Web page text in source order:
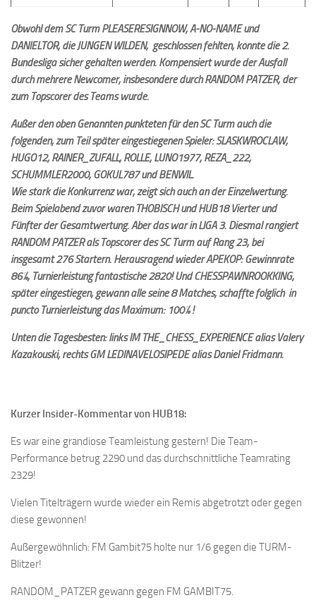
Obwohl dem SC Turm PLEASERESIGNNOW, A-NO-NAME und
DANIELTOR, die JUNGEN WILDEN, geschlossen fehlten, konnte die 2.
Bundesliga sicher gehalten werden. Kompensiert wurde der Ausfall
durch mehrere Newcomer, insbesondere durch RANDOM PATZER, der
zum Topscorer des Teams wurde.
Außer den oben Genannten punkteten für den SC Turm auch die
folgenden, zum Teil später eingestiegenen Spieler: SLASKWROCLAW,
HUGO12, RAINER_ZUFALL, ROLLE, LUNO1977, REZA_222,
SCHUMMLER2000, GOKUL787 und BENWIL.
Wie stark die Konkurrenz war, zeigt sich auch an der Einzelwertung.
Beim Spielabend zuvor waren THOBISCH und HUB18 Vierter und
Fünfter der Gesamtwertung. Aber das war in LIGA 3. Diesmal rangiert
RANDOM PATZER als Topscorer des SC Turm auf Rang 23, bei
insgesamt 276 Startern. Herausragend wieder APEKOP: Gewinnrate
86%, Turnierleistung fantastische 2820! Und CHESSPAWNROOKKING,
später eingestiegen, gewann alle seine 8 Matches, schaffte folglich in
puncto Turnierleistung das Maximum: 100% !
Unten die Tagesbesten: links IM THE_CHESS_EXPERIENCE alias Valery
Kazakouski, rechts GM LEDINAVELOSIPEDE alias Daniel Fridmann.
Kurzer Insider-Kommentar von HUB18:
Es war eine grandiose Teamleistung gestern! Die Team-
Performance betrug 2290 und das durchschnittliche Teamrating
2329!
Vielen Titelträgern wurde wieder ein Remis abgetrotzt oder gegen
diese gewonnen!
Außergewöhnlich: FM Gambit75 holte nur 1/6 gegen die TURM-
Blitzer!
RANDOM_PATZER gewann gegen FM GAMBIT75.